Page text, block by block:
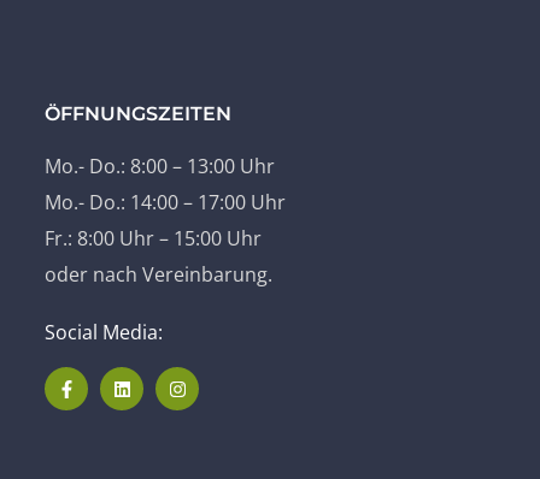
ÖFFNUNGSZEITEN
Mo.- Do.: 8:00 – 13:00 Uhr
Mo.- Do.: 14:00 – 17:00 Uhr
Fr.: 8:00 Uhr – 15:00 Uhr
oder nach Vereinbarung.
Social Media: